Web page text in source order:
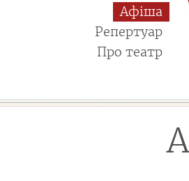
Афіша
Репертуар
Про театр